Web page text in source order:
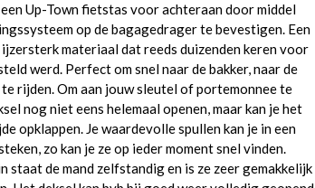
Up-Town fietstas voor achteraan door middel
op de bagagedrager te bevestigen. Een
materiaal dat reeds duizenden keren voor
werd. Perfect om snel naar de bakker, naar de
rijden. Om aan jouw sleutel of portemonnee te
nog niet eens helemaal openen, maar kan je het
opklappen. Je waardevolle spullen kan je in een
zo kan je ze op ieder moment snel vinden.
staat de mand zelfstandig en is ze zeer gemakkelijk